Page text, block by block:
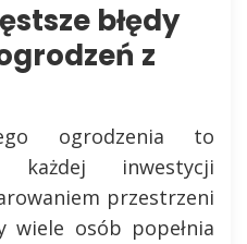
błędy
z
ogrodzenia to
każdej inwestycji
przestrzeni
wiele osób popełnia